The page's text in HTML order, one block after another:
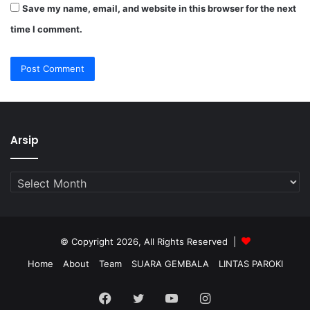
Save my name, email, and website in this browser for the next
time I comment.
Arsip
Arsip
© Copyright 2026, All Rights Reserved |
Home
About Team SUARA GEMBALA LINTAS PAROKI
Facebook
Twitter YouTubeInstagram